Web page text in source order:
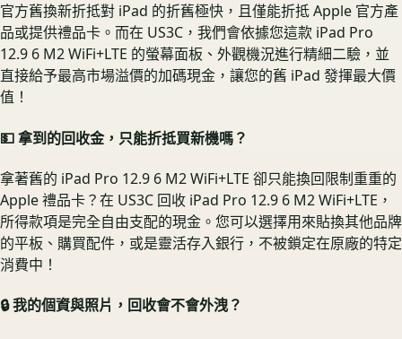
官方舊換新折抵對 iPad 的折舊極快，且僅能折抵 Apple 官方產
品或提供禮品卡。而在 US3C，我們會依據您這款 iPad Pro
12.9 6 M2 WiFi+LTE 的螢幕面板、外觀機況進行精細二驗，並
直接給予最高市場溢價的加碼現金，讓您的舊 iPad 發揮最大價
值！
💵 拿到的回收金，只能折抵買新機嗎？
拿著舊的 iPad Pro 12.9 6 M2 WiFi+LTE 卻只能換回限制重重的
Apple 禮品卡？在 US3C 回收 iPad Pro 12.9 6 M2 WiFi+LTE，
所得款項是完全自由支配的現金。您可以選擇用來貼換其他品牌
的平板、購買配件，或是靈活存入銀行，不被鎖定在原廠的特定
消費中！
🔒 我的個資與照片，回收會不會外洩？